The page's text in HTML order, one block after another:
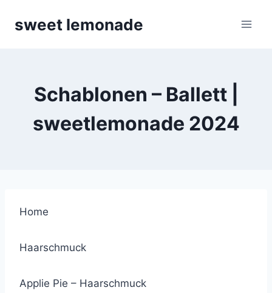
sweet lemonade
Schablonen – Ballett |
sweetlemonade 2024
Home
Haarschmuck
Applie Pie – Haarschmuck